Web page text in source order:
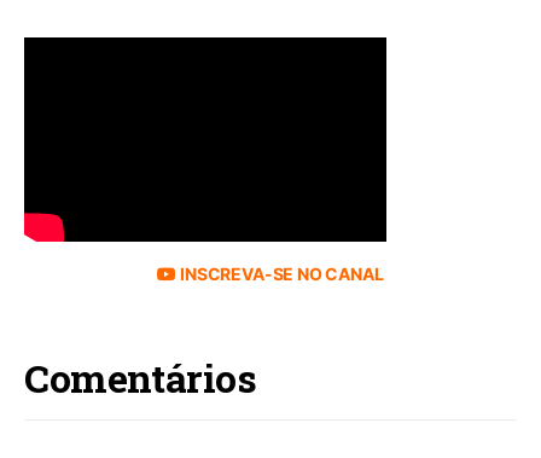
INSCREVA-SE NO CANAL
Comentários